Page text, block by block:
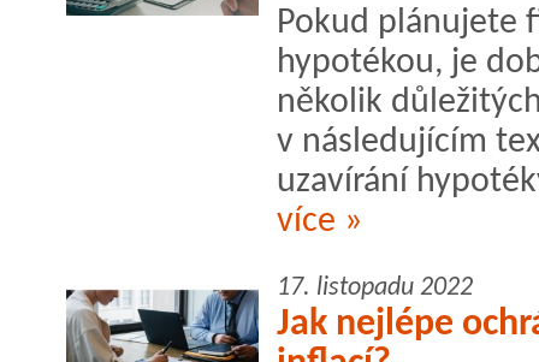
Pokud plánujete
hypotékou, je
několik
v následujícím
uzavírání
více »
17. listopadu 2022
Jak nejlépe